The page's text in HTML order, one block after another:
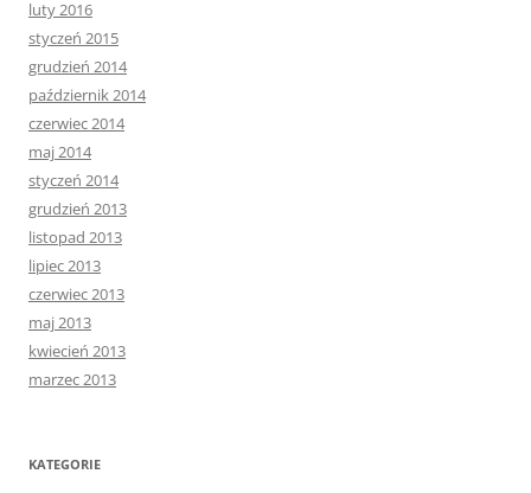
luty 2016
styczeń 2015
grudzień 2014
październik 2014
czerwiec 2014
maj 2014
styczeń 2014
grudzień 2013
listopad 2013
lipiec 2013
czerwiec 2013
maj 2013
kwiecień 2013
marzec 2013
KATEGORIE